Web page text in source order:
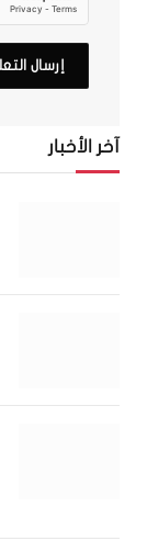
آخر الأخبار